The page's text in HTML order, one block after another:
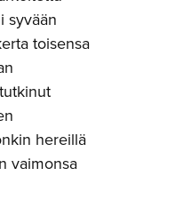
syvään
toisensa
hereillä
vaimonsa